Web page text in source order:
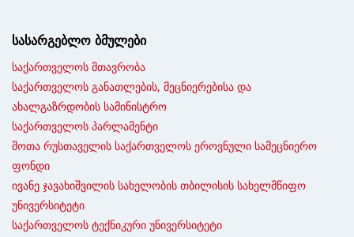
სასარგებლო ბმულები
საქართველოს მთავრობა
საქართველოს განათლების, მეცნიერებისა და
ახალგაზრდობის სამინისტრო
საქართველოს პარლამენტი
შოთა რუსთაველის საქართველოს ეროვნული სამეცნიერო
ფონდი
ივანე ჯავახიშვილის სახელობის თბილისის სახელმწიფო
უნივერსიტეტი
საქართველოს ტექნიკური უნივერსიტეტი